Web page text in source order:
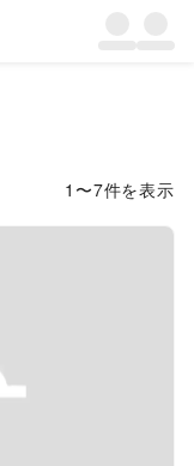
1 〜7件を表示